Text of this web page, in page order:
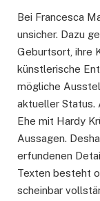
Bei Francesca
unsicher. Dazu
Geburtsort, ihre
künstlerische
mögliche
aktueller Status.
Ehe mit Hardy
Aussagen.
erfundenen
Texten besteht
scheinbar